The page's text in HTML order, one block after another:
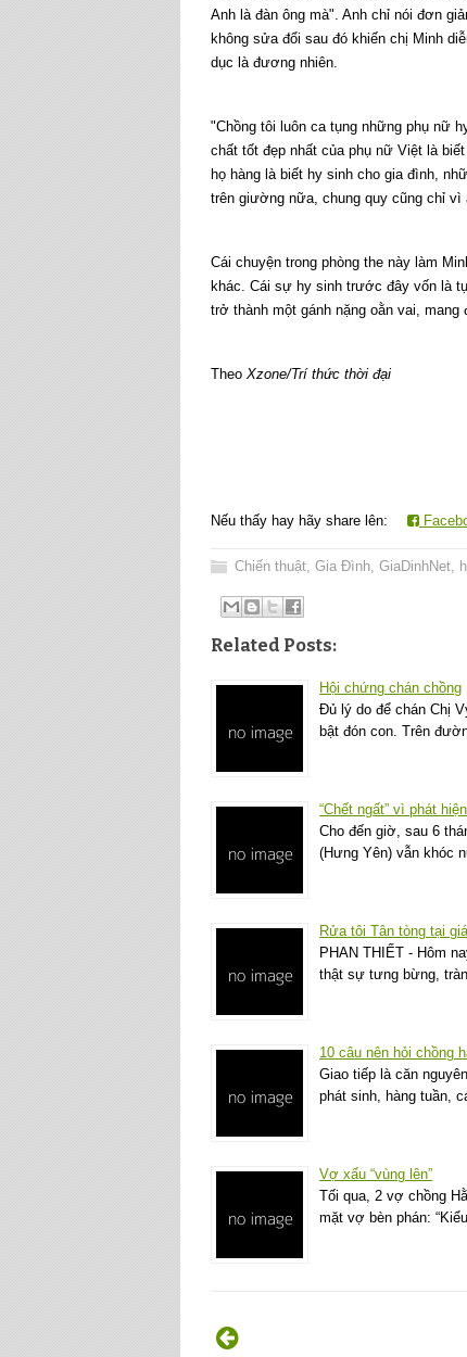
Anh là đàn ông mà". Anh chỉ nói đơn
không sửa đổi sau đó khiến chị Minh
dục là đương nhiên.
"Chồng tôi luôn ca tụng những phụ nữ
chất tốt đẹp nhất của phụ nữ Việt là
họ hàng là biết hy sinh cho gia đình,
trên giường nữa, chung quy cũng chỉ
Cái chuyện trong phòng the này làm
khác. Cái sự hy sinh trước đây vốn là
trở thành một gánh nặng oằn vai,
Theo Xzone/Trí thức thời đại
Nếu thấy hay hãy share lên:
Chiến thuật, Gia Đình, GiaDinhNet,
Related Posts:
Hội chứng chán chồng
Đủ lý do để chán Chị
bật đón con. Trên
“Chết ngất” vì phát
Cho đến giờ, sau 6
(Hưng Yên) vẫn khóc
Rửa tôi Tân tòng tại
PHAN THIẾT - Hôm
thật sự tưng bừng,
10 câu nên hỏi chồng
Giao tiếp là căn
phát sinh, hàng tuần,
Vợ xấu “vùng lên”
Tối qua, 2 vợ chồng
mặt vợ bèn phán: